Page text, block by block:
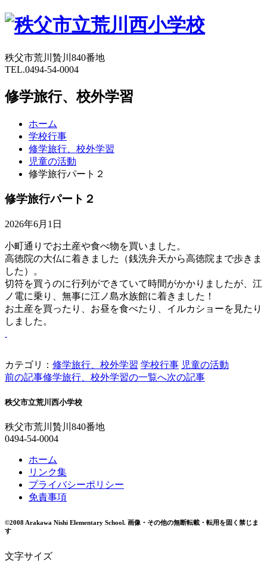
秩父市荒川贄川840番地
TEL.0494-54-0004
修学旅行、校外学習
ホーム
学校行事
修学旅行、校外学習
児童の活動
修学旅行パート２
修学旅行パート２
2026年6月1日
小町通りでお土産や食べ物を買いました。
高徳院の大仏に着きました（銭洗弁天から高徳院まで歩きま
した）。
切符を買うのに行列ができていて時間がかかりましたが、江
ノ電に乗り、無事に江ノ島水族館に着きました！
お土産を買ったり、お昼を食べたり、イルカショーを見たり
しました。
カテゴリ： 修学旅行、校外学習 学校行事 児童の活動
前の記事修学旅行、校外学習の一覧へ次の記事
秩父市立荒川西小学校
秩父市荒川贄川840番地
0494-54-0004
ホーム
リンク集
プライバシーポリシー
免責事項
©2008 Arakawa Nishi Elementary School. 画像・その他の無断転載・転用を固く禁じま
す
文字サイズ